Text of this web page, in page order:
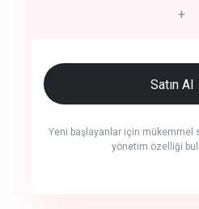
+
Satın Al
Yeni başlayanlar için mükemmel
yönetim özelliği